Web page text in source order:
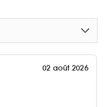
02 août 2026